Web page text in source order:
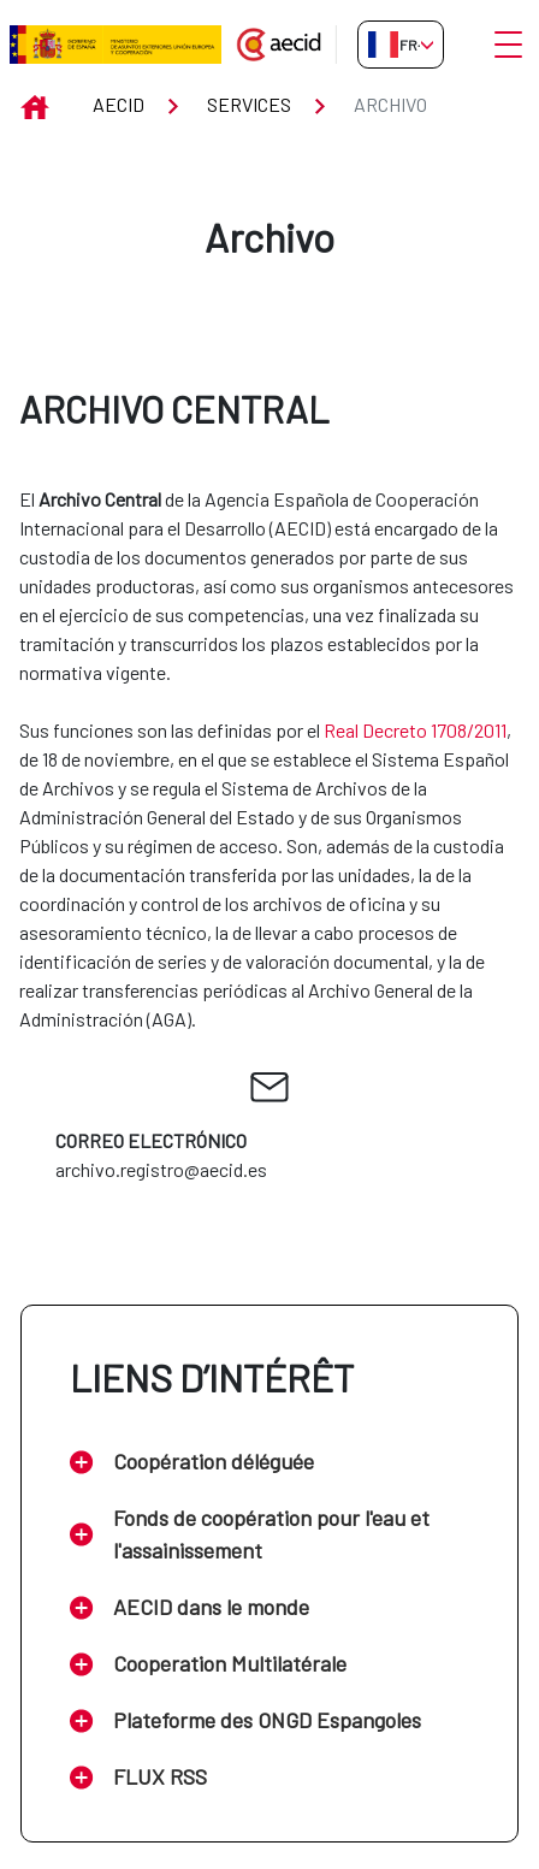
Saut au contenu principal
Archivo
FR-FR
INICIOAECID SERVICES ARCHIVO
Archivo
ARCHIVO CENTRAL
El Archivo Centralde la Agencia Española de Cooperación
Internacional para el Desarrollo (AECID) está encargado de la
custodia de los documentos generados por parte de sus
unidades productoras, así como sus organismos antecesores
en el ejercicio de sus competencias, una vez finalizada su
tramitación y transcurridos los plazos establecidos por la
normativa vigente.
Sus funciones son las definidas por el Real Decreto 1708/2011,
de 18 de noviembre, en el que se establece el Sistema Español
de Archivos y se regula el Sistema de Archivos de la
Administración General del Estado y de sus Organismos
Públicos y su régimen de acceso. Son, además de la custodia
de la documentación transferida por las unidades, la de la
coordinación y control de los archivos de oficina y su
asesoramiento técnico, la de llevar a cabo procesos de
identificación de series y de valoración documental, y la de
realizar transferencias periódicas al Archivo General de la
Administración (AGA).
CORREO ELECTRÓNICO
archivo.registro@aecid.es
LIENS D’INTÉRÊT
Coopération déléguée
Fonds de coopération pour l'eau et
l'assainissement
AECID dans le monde
Cooperation Multilatérale
Plateforme des ONGD Espangoles
FLUX RSS